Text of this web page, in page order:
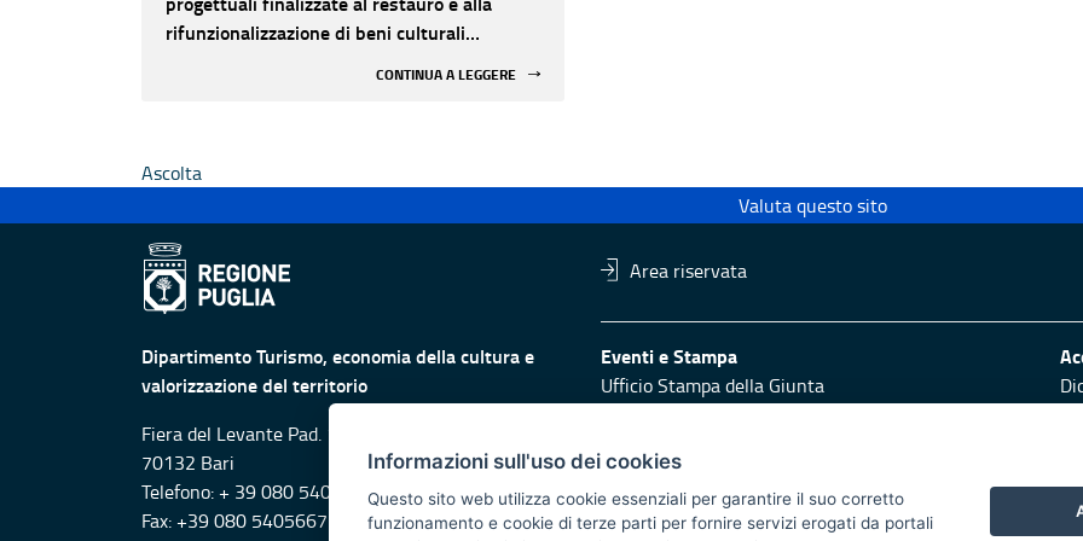
rifunzionalizzazione di beni culturali
CONTINUA A LEGGERE
Ascolta
Valuta questo sito
Area riservata
Dipartimento Turismo, economia della cultura e
valorizzazione del territorio
Fiera del Levante Pad. 107, Lungomare Starita -
70132 Bari
Telefono: + 39 080 5405615
Fax: +39 080 5405667
Eventi e Stampa
Ufficio Stampa della Giunta
Press Regione
Responsabili di pubblicazione
Informazioni sull'uso dei cookies
Questo sito web utilizza cookie essenziali per garantire il suo corretto
funzionamento e cookie di terze parti per fornire servizi erogati da portali